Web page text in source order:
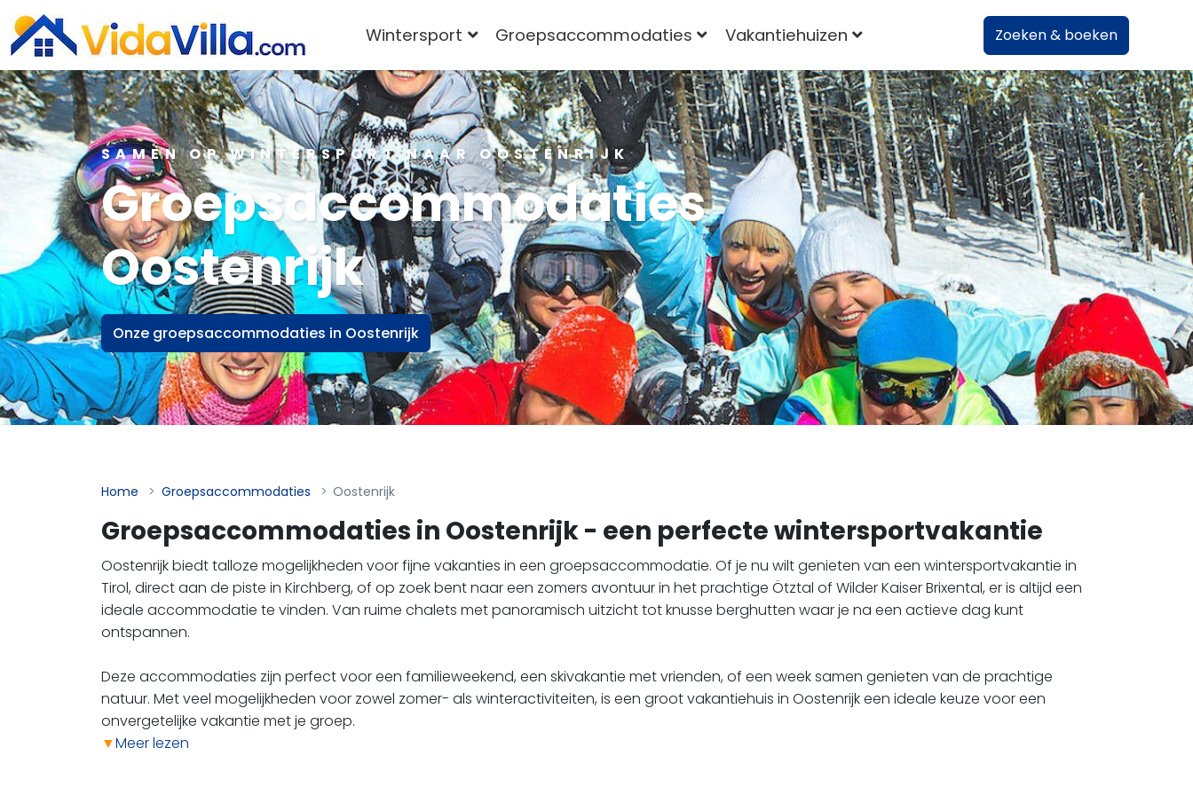
SAMEN OP WINTERSPORT NAAR OOSTENRIJK
Groepsaccommodaties
Oostenrijk
Onze groepsaccommodaties in Oostenrijk
Home Groepsaccommodaties Oostenrijk
Groepsaccommodaties in Oostenrijk - een perfecte wintersportvakantie
Oostenrijk biedt talloze mogelijkheden voor fijne vakanties in een groepsaccommodatie. Of je nu wilt genieten van een wintersportvakantie in
Tirol, direct aan de piste in Kirchberg, of op zoek bent naar een zomers avontuur in het prachtige Ötztal of Wilder Kaiser Brixental, er is altijd een
ideale accommodatie te vinden. Van ruime chalets met panoramisch uitzicht tot knusse berghutten waar je na een actieve dag kunt
ontspannen.
Deze accommodaties zijn perfect voor een familieweekend, een skivakantie met vrienden, of een week samen genieten van de prachtige
natuur. Met veel mogelijkheden voor zowel zomer- als winteractiviteiten, is een groot vakantiehuis in Oostenrijk een ideale keuze voor een
onvergetelijke vakantie met je groep.
▼Meer lezen
Wintersport Groepsaccommodaties Vakantiehuizen Zoeken & boeken